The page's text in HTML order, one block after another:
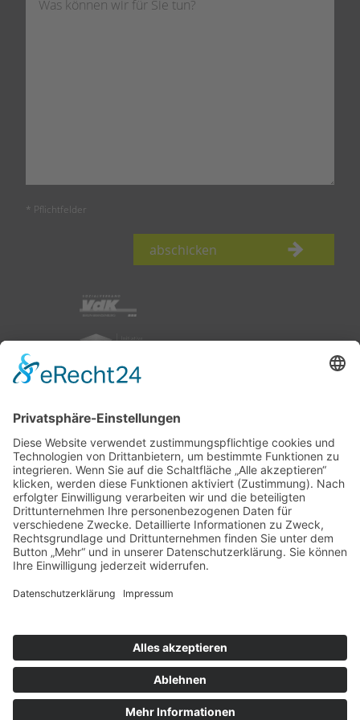
* Pflichtfelder
abschicken
nach oben
Impressum|Datenschutz
Ihnen gefällt, was Sie lesen?
Dann teilen Sie es mit anderen!
X